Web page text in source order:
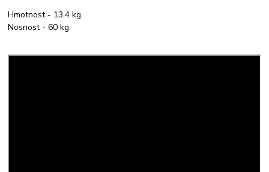
Hmotnost - 13,4 kg.
Nosnost - 60 kg.